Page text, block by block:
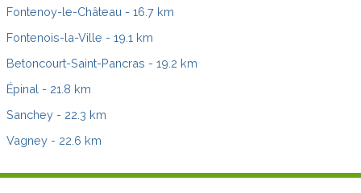
Fontenoy-le-Château - 16.7 km
Fontenois-la-Ville - 19.1 km
Betoncourt-Saint-Pancras - 19.2 km
Épinal - 21.8 km
Sanchey - 22.3 km
Vagney - 22.6 km